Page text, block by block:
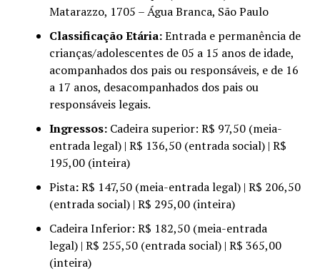
Matarazzo, 1705 – Água Branca, São Paulo
Classificação Etária:Entrada e permanência de
crianças/adolescentes de 05 a 15 anos de idade,
acompanhados dos pais ou responsáveis, e de 16
a 17 anos, desacompanhados dos pais ou
responsáveis legais.
Ingressos:Cadeira superior: R$ 97,50 (meia-
entrada legal) | R$ 136,50 (entrada social) | R$
195,00 (inteira)
Pista:R$ 147,50 (meia-entrada legal) | R$ 206,50
(entrada social) | R$ 295,00 (inteira)
Cadeira Inferior: R$ 182,50 (meia-entrada
legal) | R$ 255,50 (entrada social) | R$ 365,00
(inteira)